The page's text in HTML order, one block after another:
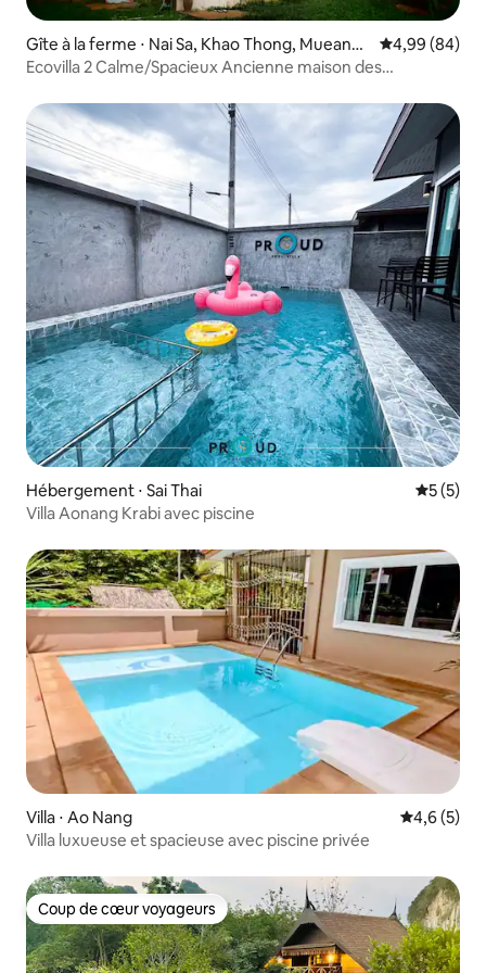
Gîte à la ferme ⋅ Nai Sa, Khao Thong, Mueang
Krabi
Évaluation
4,99 (84)
Ecovilla 2 Calme/Spacieux Ancienne maison des
Hébergement ⋅ Sai Thai
5 (5)
Villa Aonang Krabi avec piscine
Villa ⋅ Ao Nang Évaluation
4,6 (5)
Villa luxueuse et spacieuse avec piscine privée
Coup de cœur voyageurs
Coup de cœur voyageurs